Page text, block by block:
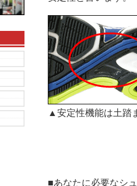
▲安定性機能は土踏
■あなたに必要なシ